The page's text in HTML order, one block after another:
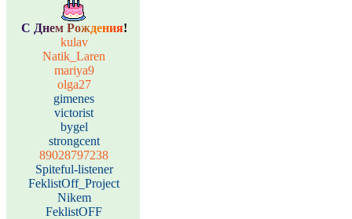
С Днем Рождения!
kulav
Natik_Laren
mariya9
olga27
gimenes
victorist
bygel
strongcent
89028797238
Spiteful-listener
FeklistOff_Project
Nikem
FeklistOFF